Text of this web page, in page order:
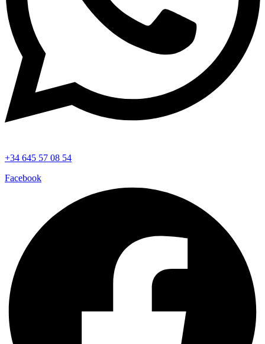
+34 645 57 08 54
Facebook